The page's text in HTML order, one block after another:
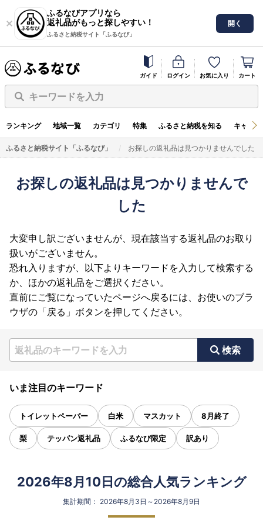
ふるなびアプリなら
返礼品がもっと探しやすい！
ふるさと納税サイト「ふるなび」
開く
ガイド ログイン お気に入り カート
キーワードを入力
ランキング 地域一覧 カテゴリ 特集 ふるさと納税を知る キャン
ふるさと納税サイト「ふるなび」 お探しの返礼品は見つかりませんでした
お探しの返礼品は見つかりませんで
した
大変申し訳ございませんが、現在該当する返礼品のお取り
扱いがございません。
恐れ入りますが、以下よりキーワードを入力して検索する
か、ほかの返礼品をご選択ください。
直前にご覧になっていたページへ戻るには、お使いのブラ
ウザの「戻る」ボタンを押してください。
検索
いま注目のキーワード
トイレットペーパー 白米 マスカット 8月終了
梨 テッパン返礼品 ふるなび限定 訳あり
2026年8月10日の総合人気ランキング
集計期間： 2026年8月3日～2026年8月9日